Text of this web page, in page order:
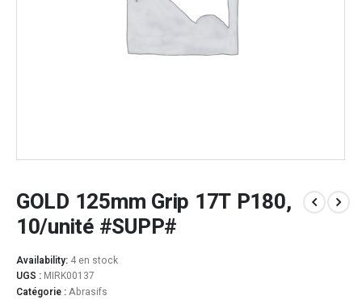
GOLD 125mm Grip 17T P180,
10/unité #SUPP#
Availability: 4 en stock
UGS : MIRK00137
Catégorie :Abrasifs